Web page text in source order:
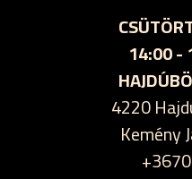
14:00 -
4220
Kemény